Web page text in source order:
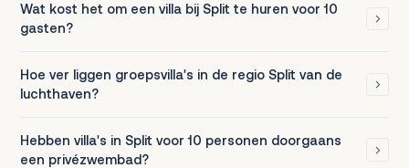
Wat kost het om een villa bij Split te huren voor 10
gasten?
Hoe ver liggen groepsvilla's in de regio Split van de
luchthaven?
Hebben villa's in Split voor 10 personen doorgaans
een privézwembad?